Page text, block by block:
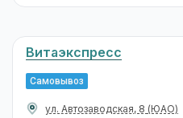
Витаэкспресс
Самовывоз
ул. Автозаводская, 8 (ЮАО)